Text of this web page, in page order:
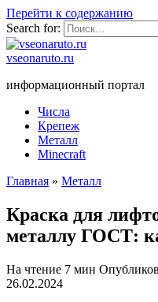
Перейти к содержанию
Search for:
vseonaruto.ru
информационный портал
Числа
Крепеж
Металл
Minecraft
Главная » Металл
Краска для
металлу ГОСТ:
На чтение 7 мин
26.02.2024